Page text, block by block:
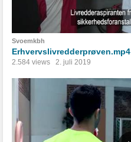
Svoemkbh
Erhvervslivredderprøven.mp4
2.584 views 2. juli 2019